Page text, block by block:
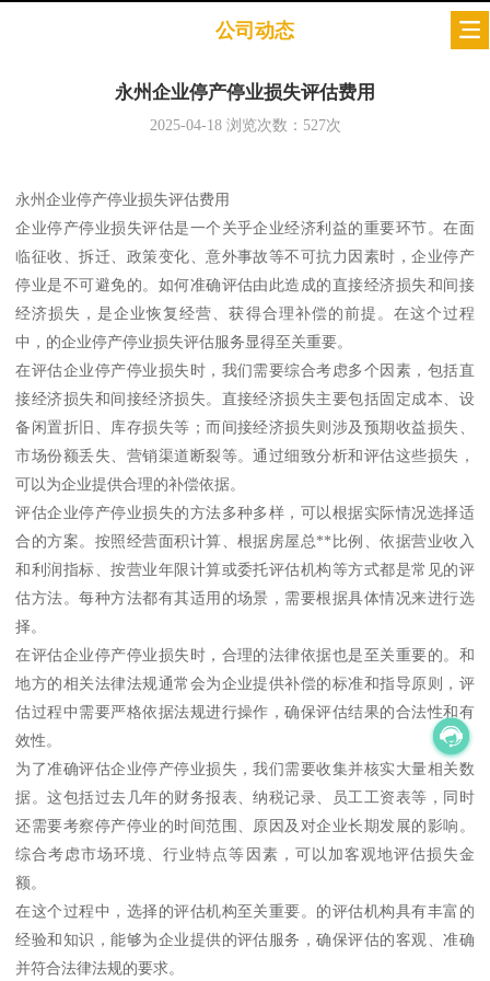
公司动态
永州企业停产停业损失评估费用
2025-04-18浏览次数： 527次
永州企业停产停业损失评估费用
企业停产停业损失评估是一个关乎企业经济利益的重要环节。在面
临征收、拆迁、政策变化、意外事故等不可抗力因素时，企业停产
停业是不可避免的。如何准确评估由此造成的直接经济损失和间接
经济损失，是企业恢复经营、获得合理补偿的前提。在这个过程
中，的企业停产停业损失评估服务显得至关重要。
在评估企业停产停业损失时，我们需要综合考虑多个因素，包括直
接经济损失和间接经济损失。直接经济损失主要包括固定成本、设
备闲置折旧、库存损失等；而间接经济损失则涉及预期收益损失、
市场份额丢失、营销渠道断裂等。通过细致分析和评估这些损失，
可以为企业提供合理的补偿依据。
评估企业停产停业损失的方法多种多样，可以根据实际情况选择适
合的方案。按照经营面积计算、根据房屋总**比例、依据营业收入
和利润指标、按营业年限计算或委托评估机构等方式都是常见的评
估方法。每种方法都有其适用的场景，需要根据具体情况来进行选
择。
在评估企业停产停业损失时，合理的法律依据也是至关重要的。和
地方的相关法律法规通常会为企业提供补偿的标准和指导原则，评
估过程中需要严格依据法规进行操作，确保评估结果的合法性和有
效性。
为了准确评估企业停产停业损失，我们需要收集并核实大量相关数
据。这包括过去几年的财务报表、纳税记录、员工工资表等，同时
还需要考察停产停业的时间范围、原因及对企业长期发展的影响。
综合考虑市场环境、行业特点等因素，可以加客观地评估损失金
额。
在这个过程中，选择的评估机构至关重要。的评估机构具有丰富的
经验和知识，能够为企业提供的评估服务，确保评估的客观、准确
并符合法律法规的要求。